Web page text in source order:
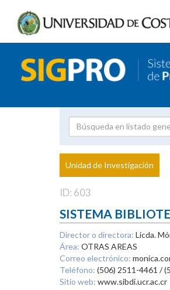
Proyecto
Unidad de Investigación
ID: 603
SISTEMA
Director o directora: Licda.
Área: OTRAS AREAS
Correo electrónico:
Teléfono: (506) 2511-4461 /
Sitio web: www.sibdi.ucr.ac.cr